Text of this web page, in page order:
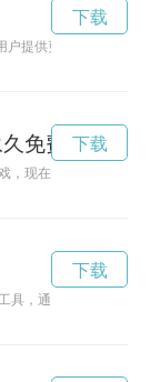
提供更高效的锤子
下载
免费版
，现在永久免费啦！快
下载
具，通过独特的技术
下载